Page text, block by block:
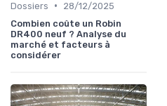
Dossiers •
28/12/2025
Combien coûte un Robin
DR400 neuf ? Analyse du
marché et facteurs à
considérer